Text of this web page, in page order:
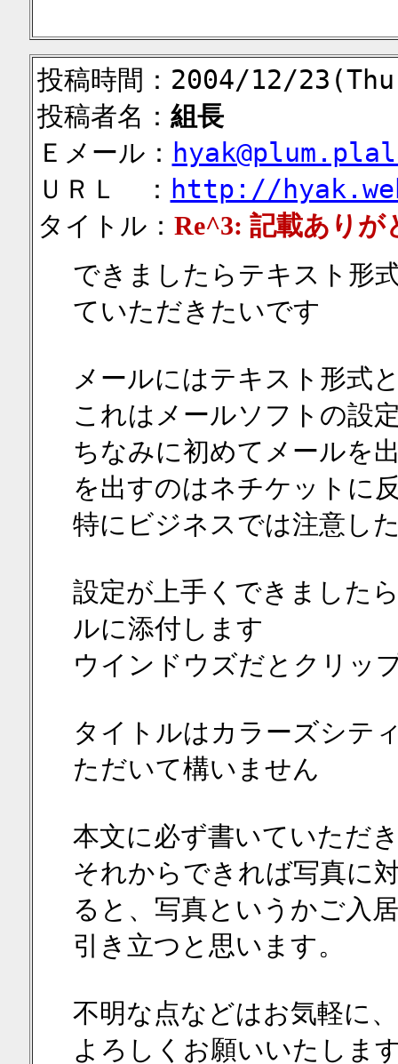
投稿時間：2004/12/
投稿者名： 組長
Ｅメール：
ＵＲＬ ： http://
タイトル： Re^3: 記載あり
できましたらテキスト形
ていただきたいです
メールにはテキスト形式
これはメールソフトの設
ちなみに初めてメールを
を出すのはネチケットに
特にビジネスでは注意し
設定が上手くできました
ルに添付します
ウインドウズだとクリッ
タイトルはカラーズシテ
ただいて構いません
本文に必ず書いていただ
それからできれば写真に
ると、写真というかご入
引き立つと思います。
不明な点などはお気軽に
よろしくお願いいたしま